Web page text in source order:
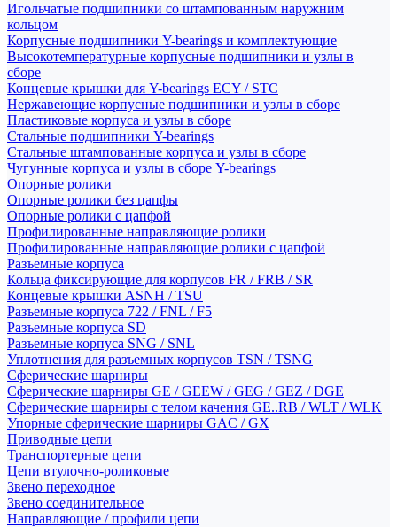
Игольчатые подшипники со штампованным наружним
кольцом
Корпусные подшипники Y-bearings и комплектующие
Высокотемпературные корпусные подшипники и узлы в
сборе
Концевые крышки для Y-bearings ECY / STC
Нержавеющие корпусные подшипники и узлы в сборе
Пластиковые корпуса и узлы в сборе
Стальные подшипники Y-bearings
Стальные штампованные корпуса и узлы в сборе
Чугунные корпуса и узлы в сборе Y-bearings
Опорные ролики
Опорные ролики без цапфы
Опорные ролики с цапфой
Профилированные направляющие ролики
Профилированные направляющие ролики с цапфой
Разъемные корпуса
Кольца фиксирующие для корпусов FR / FRB / SR
Концевые крышки ASNH / TSU
Разъемные корпуса 722 / FNL / F5
Разъемные корпуса SD
Разъемные корпуса SNG / SNL
Уплотнения для разъемных корпусов TSN / TSNG
Сферические шарниры
Сферические шарниры GE / GEEW / GEG / GEZ / DGE
Сферические шарниры с телом качения GE..RB / WLT / WLK
Упорные сферические шарниры GAC / GX
Приводные цепи
Транспортерные цепи
Цепи втулочно-роликовые
Звено переходное
Звено соединительное
Направляющие / профили цепи